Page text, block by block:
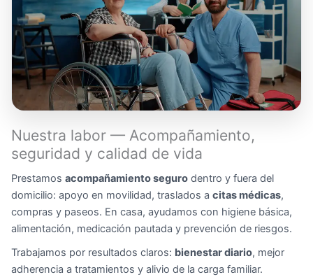
Nuestra labor — Acompañamiento,
seguridad y calidad de vida
Prestamos acompañamiento seguro dentro y fuera del
domicilio: apoyo en movilidad, traslados a citas médicas,
compras y paseos. En casa, ayudamos con higiene básica,
alimentación, medicación pautada y prevención de riesgos.
Trabajamos por resultados claros: bienestar diario, mejor
adherencia a tratamientos y alivio de la carga familiar.